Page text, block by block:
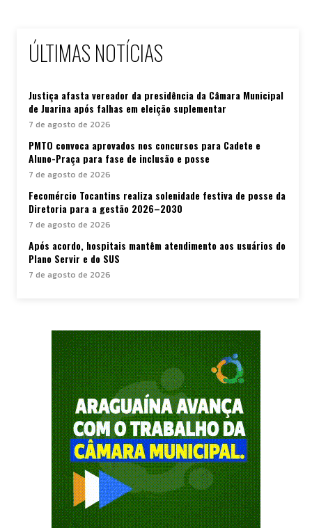
ÚLTIMAS NOTÍCIAS
Justiça afasta vereador da presidência da Câmara Municipal
de Juarina após falhas em eleição suplementar
7 de agosto de 2026
PMTO convoca aprovados nos concursos para Cadete e
Aluno-Praça para fase de inclusão e posse
7 de agosto de 2026
Fecomércio Tocantins realiza solenidade festiva de posse da
Diretoria para a gestão 2026–2030
7 de agosto de 2026
Após acordo, hospitais mantêm atendimento aos usuários do
Plano Servir e do SUS
7 de agosto de 2026